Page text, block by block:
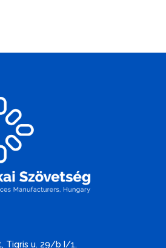
Tigris u. 29/b I/1.